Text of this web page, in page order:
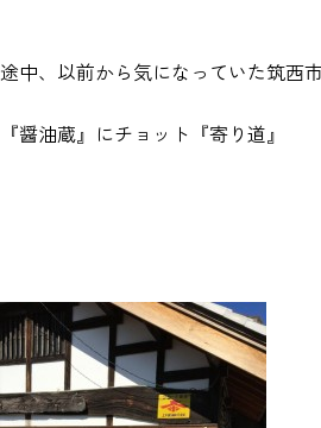
途中、以前から気になっていた筑西
『醤油蔵』にチョット『寄り道』